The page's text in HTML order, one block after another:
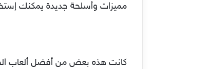
مميزات وأسلحة جديدة يمكنك